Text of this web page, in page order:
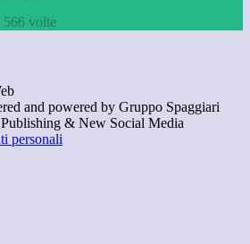
566 volte
and powered by Gruppo Spaggiari
& New Social Media
personali